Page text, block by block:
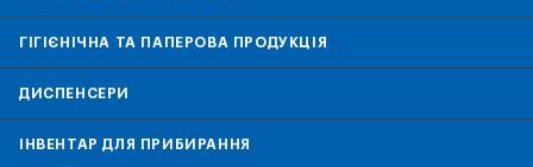
ГІГІЄНІЧНА ТА ПАПЕРОВА ПРОДУКЦІЯ
ДИСПЕНСЕРИ
ІНВЕНТАР ДЛЯ ПРИБИРАННЯ